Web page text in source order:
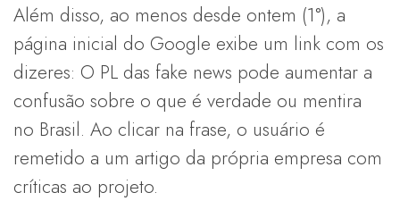
Além disso, ao menos desde ontem (1°), a
página inicial do Google exibe um link com os
dizeres: O PL das fake news pode aumentar a
confusão sobre o que é verdade ou mentira
no Brasil. Ao clicar na frase, o usuário é
remetido a um artigo da própria empresa com
críticas ao projeto.